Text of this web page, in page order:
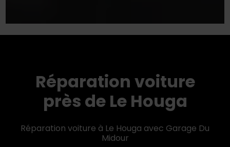
Réparation voiture
près de Le Houga
Réparation voiture à Le Houga avec Garage Du
Midour